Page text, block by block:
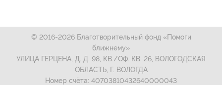
© 2016-2026 Благотворительный фонд «Помоги
ближнему»
УЛИЦА ГЕРЦЕНА, Д. Д. 98, КВ./ОФ. КВ. 26, ВОЛОГОДСКАЯ
ОБЛАСТЬ, Г. ВОЛОГДА
Номер счёта: 40703810432640000043